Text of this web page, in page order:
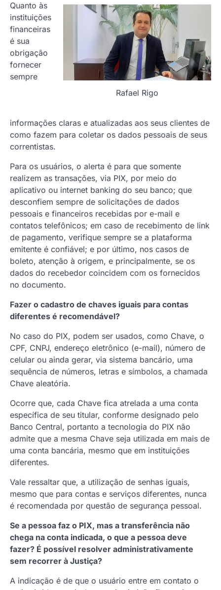
Rafael Rigo
Quanto às
instituições
financeiras
é sua
obrigação
fornecer
sempre
informações claras e atualizadas aos seus clientes de
como fazem para coletar os dados pessoais de seus
correntistas.
Para os usuários, o alerta é para que somente
realizem as transações, via PIX, por meio do
aplicativo ou internet banking do seu banco; que
desconfiem sempre de solicitações de dados
pessoais e financeiros recebidas por e-mail e
contatos telefônicos; em caso de recebimento de link
de pagamento, verifique sempre se a plataforma
emitente é confiável; e por último, nos casos de
boleto, atenção à origem, e principalmente, se os
dados do recebedor coincidem com os fornecidos
no documento.
Fazer o cadastro de chaves iguais para contas
diferentes é recomendável?
No caso do PIX, podem ser usados, como Chave, o
CPF, CNPJ, endereço eletrônico (e-mail), número de
celular ou ainda gerar, via sistema bancário, uma
sequência de números, letras e símbolos, a chamada
Chave aleatória.
Ocorre que, cada Chave fica atrelada a uma conta
específica de seu titular, conforme designado pelo
Banco Central, portanto a tecnologia do PIX não
admite que a mesma Chave seja utilizada em mais de
uma conta bancária, mesmo que em instituições
diferentes.
Vale ressaltar que, a utilização de senhas iguais,
mesmo que para contas e serviços diferentes, nunca
é recomendada por questão de segurança pessoal.
Se a pessoa faz o PIX, mas a transferência não
chega na conta indicada, o que a pessoa deve
fazer? É possível resolver administrativamente
sem recorrer à Justiça?
A indicação é de que o usuário entre em contato o